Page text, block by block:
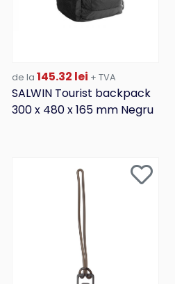
de la 145.32 lei + TVA
SALWIN Tourist backpack
300 x 480 x 165 mm Negru